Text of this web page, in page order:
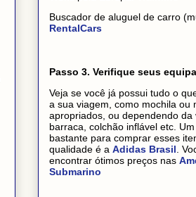
Buscador de aluguel de carro
RentalCars
Passo 3. Verifique seus
Veja se você já possui tudo o
a sua viagem, como mochila ou
apropriados, ou dependendo da
barraca, colchão inflável etc.
bastante para comprar esses
qualidade é a Adidas Brasil .
encontrar ótimos preços nas
Submarino